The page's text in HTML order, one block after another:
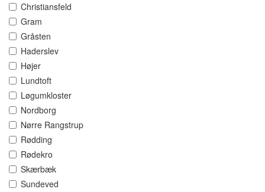
Christiansfeld
Gram
Gråsten
Haderslev
Højer
Lundtoft
Løgumkloster
Nordborg
Nørre Rangstrup
Rødding
Rødekro
Skærbæk
Sundeved